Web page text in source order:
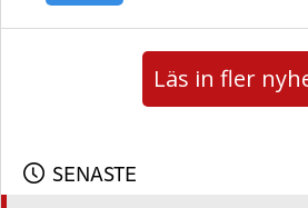
Läs in fler
SENASTE